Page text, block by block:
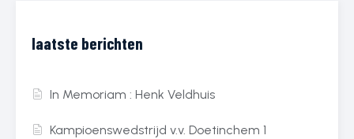
laatste berichten
In Memoriam : Henk Veldhuis
Kampioenswedstrijd v.v. Doetinchem 1